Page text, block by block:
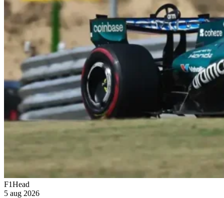
F1Head
5 aug 2026